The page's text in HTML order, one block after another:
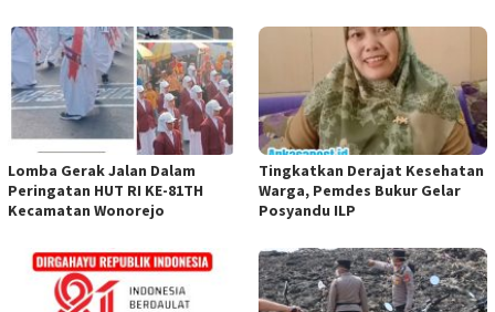
Lomba Gerak Jalan Dalam
Peringatan HUT RI KE-81TH
Kecamatan Wonorejo
Tingkatkan Derajat Kesehatan
Warga, Pemdes Bukur Gelar
Posyandu ILP